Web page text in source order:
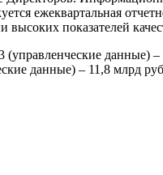
ежеквартальная
показателей
данные) –
данные) – 11,8 млрд